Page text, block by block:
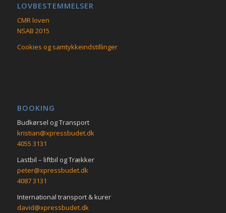
LOVBESTEMMELSER
CMR loven
NSAB 2015
Cookies og samtykkeindstillinger
BOOKING
Budkørsel og Transport
kristian@xpressbudet.dk
4055 3131
Lastbil – liftbil og Trækker
peter@xpressbudet.dk
4087 3131
International transport & kurer
david@xpressbudet.dk